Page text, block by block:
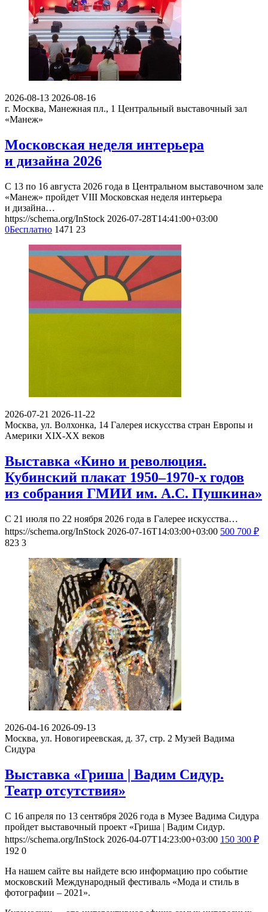
2026-08-13 2026-08-16
г. Москва, Манежная пл., 1 Центральный выставочный зал
«Манеж»
Московская неделя интерьера
и дизайна 2026
С 13 по 16 августа 2026 года в Центральном выставочном зале
«Манеж» пройдет VIII Московская неделя интерьера
и дизайна…
https://schema.org/InStock 2026-07-28T14:41:00+03:00
0Бесплатно 1471 23
2026-07-21 2026-11-22
Москва, ул. Волхонка, 14 Галерея искусства стран Европы и
Америки XIX-ХХ веков
Выставка «Кино и революция.
Кубинский плакат 1950–1970-х годов
из собрания ГМИИ им. А.С. Пушкина»
С 21 июля по 22 ноября 2026 года в Галерее искусства…
https://schema.org/InStock 2026-07-16T14:03:00+03:00 500 700 ₽
823 3
2026-04-16 2026-09-13
Москва, ул. Новогиреевская, д. 37, стр. 2 Музей Вадима
Сидура
Выставка «Гриша | Вадим Сидур.
Театр отсутствия»
С 16 апреля по 13 сентября 2026 года в Музее Вадима Сидура
пройдет выставочный проект «Гриша | Вадим Сидур.
https://schema.org/InStock 2026-04-07T14:23:00+03:00 150 300 ₽
192 0
На нашем сайте вы найдете всю информацию про событие
московский Международный фестиваль «Мода и стиль в
фотографии – 2021».